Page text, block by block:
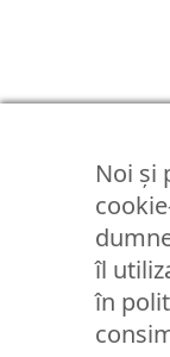
Noi și
îl
în